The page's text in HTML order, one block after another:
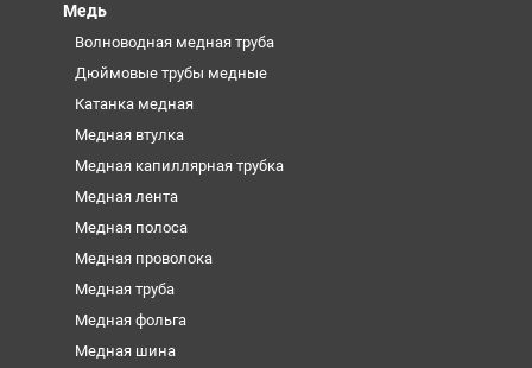
Медь
Волноводная медная труба
Дюймовые трубы медные
Катанка медная
Медная втулка
Медная капиллярная трубка
Медная лента
Медная полоса
Медная проволока
Медная труба
Медная фольга
Медная шина